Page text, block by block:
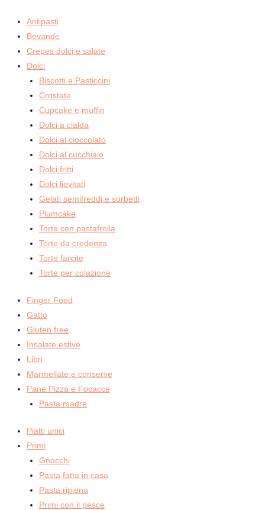
Antipasti
Bevande
Crepes dolci e salate
Dolci
Biscotti e Pasticcini
Crostate
Cupcake e muffin
Dolci a cialda
Dolci al cioccolato
Dolci al cucchiaio
Dolci fritti
Dolci lievitati
Gelati semifreddi e sorbetti
Plumcake
Torte con pastafrolla
Torte da credenza
Torte farcite
Torte per colazione
Finger Food
Gatto
Gluten free
Insalate estive
Libri
Marmellate e conserve
Pane Pizza e Focacce
Pasta madre
Piatti unici
Primi
Gnocchi
Pasta fatta in casa
Pasta ripiena
Primi con il pesce